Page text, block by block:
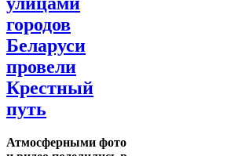
городов
Беларуси
провели
Крестный
путь
Атмосферными фото